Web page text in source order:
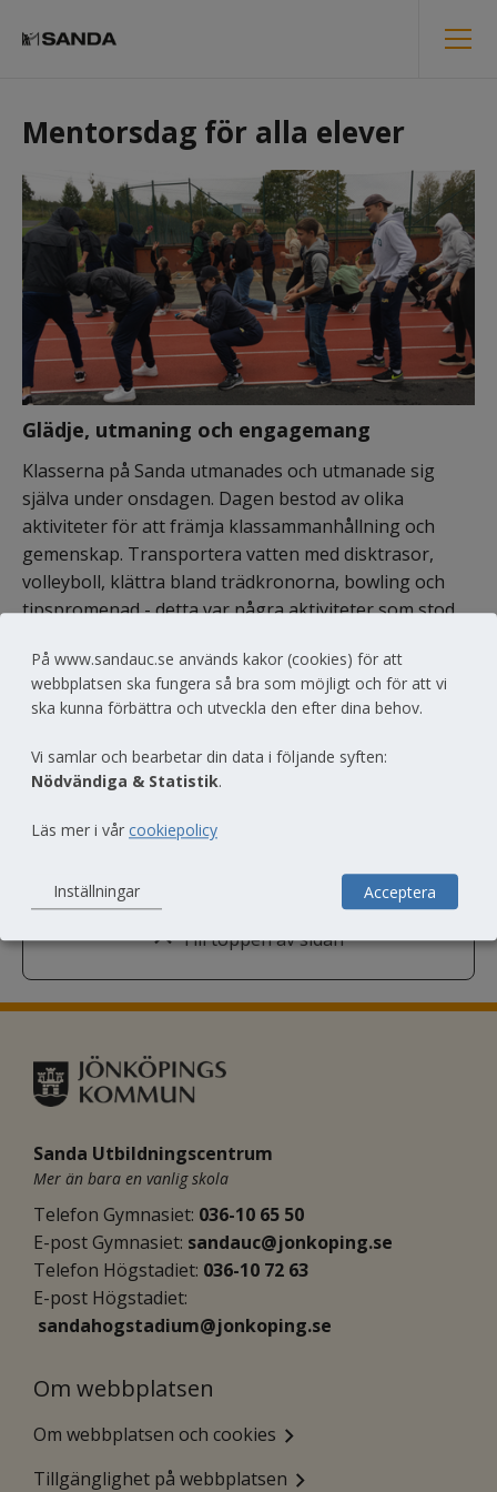
Mentorsdag för alla elever
Glädje, utmaning och engagemang
Klasserna på Sanda utmanades och utmanade sig
själva under onsdagen. Dagen bestod av olika
aktiviteter för att främja klassammanhållning och
gemenskap. Transportera vatten med disktrasor,
volleyboll, klättra bland trädkronorna, bowling och
tipspromenad - detta var några aktiviteter som stod
Till toppen av sidan
Sanda Utbildningscentrum
Mer än bara en vanlig skola
Telefon Gymnasiet: 036-10 65 50
E-post Gymnasiet: sandauc@jonkoping.se
Telefon Högstadiet: 036-10 72 63
E-post Högstadiet:
sandahogstadium@jonkoping.se
Om webbplatsen
Om webbplatsen och cookies
Tillgänglighet på webbplatsen
På www.sandauc.se används kakor (cookies) för att
webbplatsen ska fungera så bra som möjligt och för att vi
ska kunna förbättra och utveckla den efter dina behov.
Vi samlar och bearbetar din data i följande syften:
Nödvändiga & Statistik.
Läs mer i vår cookiepolicy
Inställningar Acceptera